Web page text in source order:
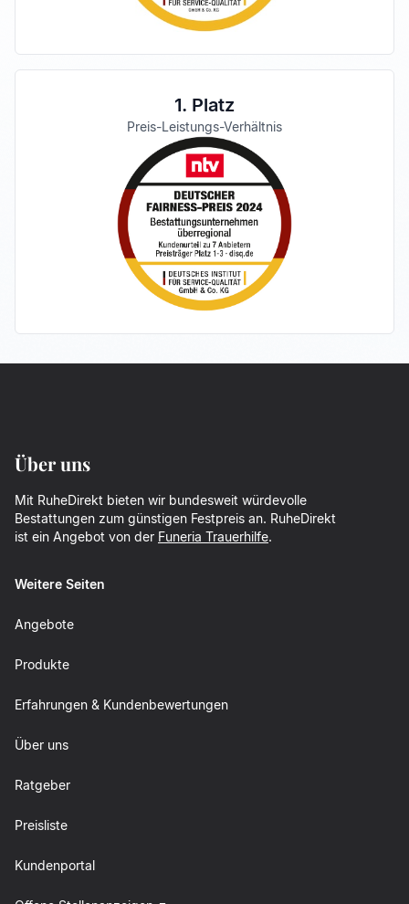
1. Platz
Preis-Leistungs-Verhältnis
Über uns
Mit RuheDirekt bieten wir bundesweit würdevolle
Bestattungen zum günstigen Festpreis an. RuheDirekt
ist ein Angebot von der Funeria Trauerhilfe.
Weitere Seiten
Angebote
Produkte
Erfahrungen & Kundenbewertungen
Über uns
Ratgeber
Preisliste
Kundenportal